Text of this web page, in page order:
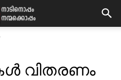
വിതരണം